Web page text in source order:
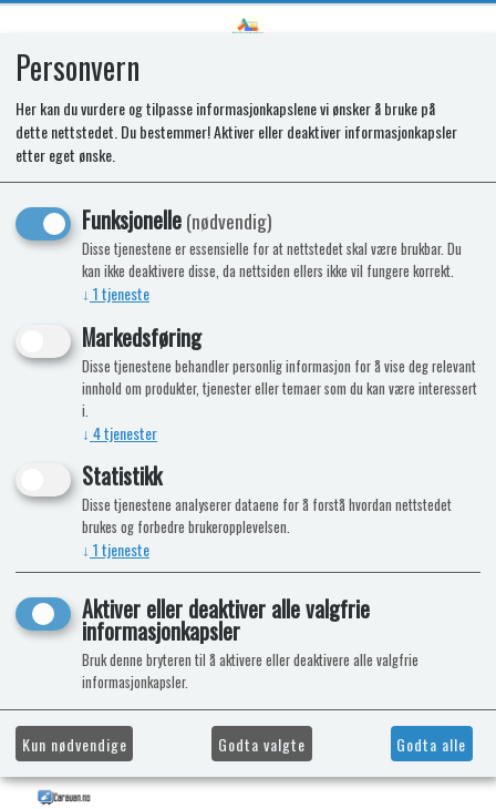
SPARE OVEN DOOR CAP 496 SIDE
OPEN BK/SLV
Personvern
Her kan du vurdere og tilpasse informasjonkapslene vi ønsker å bruke på
dette nettstedet. Du bestemmer! Aktiver eller deaktiver informasjonkapsler
etter eget ønske.
Funksjonelle(nødvendig)
Disse tjenestene er essensielle for at nettstedet skal være brukbar. Du
kan ikke deaktivere disse, da nettsiden ellers ikke vil fungere korrekt.
↓ 1tjeneste
Markedsføring
Disse tjenestene behandler personlig informasjon for å vise deg relevant
innhold om produkter, tjenester eller temaer som du kan være interessert
i.
↓ 4tjenester
Statistikk
Disse tjenestene analyserer dataene for å forstå hvordan nettstedet
brukes og forbedre brukeropplevelsen.
↓ 1tjeneste
Aktiver eller deaktiver alle valgfrie
informasjonkapsler
Bruk denne bryteren til å aktivere eller deaktivere alle valgfrie
informasjonkapsler.
Kun nødvendige Godta valgte Godta alle